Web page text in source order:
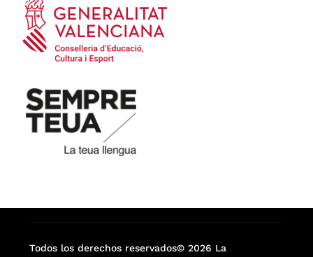
Todos los derechos reservados© 2026 La